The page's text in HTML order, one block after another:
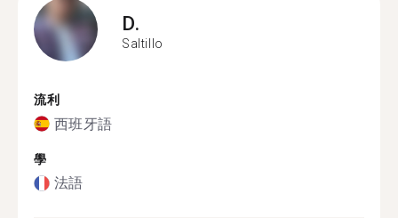
D.
Saltillo
流利
西班牙語
學
法語